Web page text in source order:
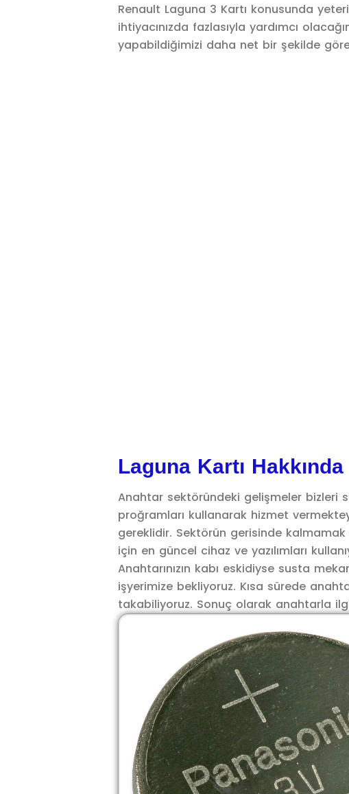
Renault Laguna 3 Kartı konusunda
ihtiyacınızda fazlasıyla yardımcı
yapabildiğimizi daha net bir şekilde
Laguna Kartı Hakkında
Anahtar sektöründeki gelişmeler bizleri
proğramları kullanarak hizmet
gereklidir. Sektörün gerisinde
için en güncel cihaz ve yazılımları
Anahtarınızın kabı eskidiyse susta
işyerimize bekliyoruz. Kısa sürede
takabiliyoruz. Sonuç olarak anahtarla